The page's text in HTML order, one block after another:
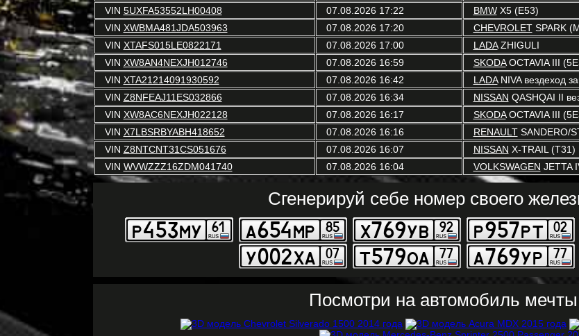
VIN 5UXFA53552LH00408 07.08.2026 17:22 BMWX5 (E53)
VIN XWBMA481JDA503963 07.08.2026 17:20 CHEVROLETSPARK
VIN XTAFS015LE0822171 07.08.2026 17:00 LADAZHIGULI
VIN XW8AN4NEXJH012746 07.08.2026 16:59 SKODAOCTAVIA III
VIN XTA21214091930592 07.08.2026 16:42 LADANIVA вездеход
VIN Z8NFEAJ11ES032866 07.08.2026 16:34 NISSAN QASHQAI II
VIN XW8AC6NEXJH022128 07.08.2026 16:17 SKODAOCTAVIA III
VIN X7LBSRBYABH418652 07.08.2026 16:16 RENAULTSANDERO/
VIN Z8NTCNT31CS051676 07.08.2026 16:07 NISSAN X-TRAIL (T31)
VIN WVWZZZ16ZDM041740 07.08.2026 16:04 VOLKSWAGEN JETTA
Сгенерируй себе номер своего
Посмотри на автомобиль